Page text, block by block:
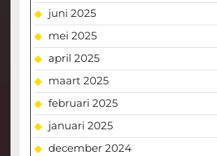
juni 2025
mei 2025
april 2025
maart 2025
februari 2025
januari 2025
december 2024